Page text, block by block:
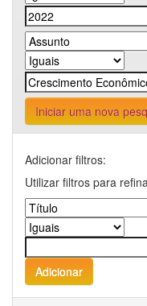
Iniciar uma nova
Adicionar filtros:
Utilizar filtros para